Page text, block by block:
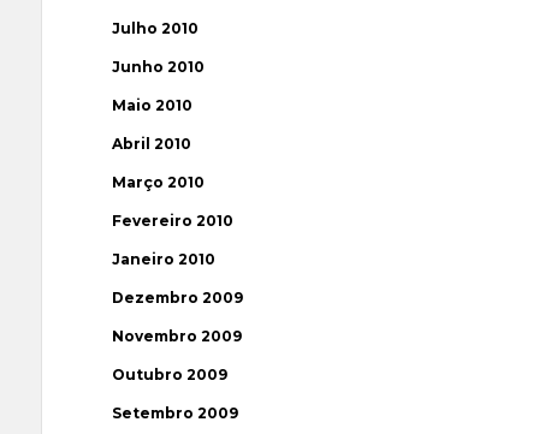
Julho 2010
Junho 2010
Maio 2010
Abril 2010
Março 2010
Fevereiro 2010
Janeiro 2010
Dezembro 2009
Novembro 2009
Outubro 2009
Setembro 2009